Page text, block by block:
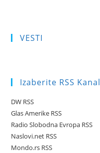
VESTI
Izaberite RSS Kanal
DW RSS
Glas Amerike RSS
Radio Slobodna Evropa RSS
Naslovi.net RSS
Mondo.rs RSS